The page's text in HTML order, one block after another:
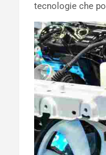
tecnologie che